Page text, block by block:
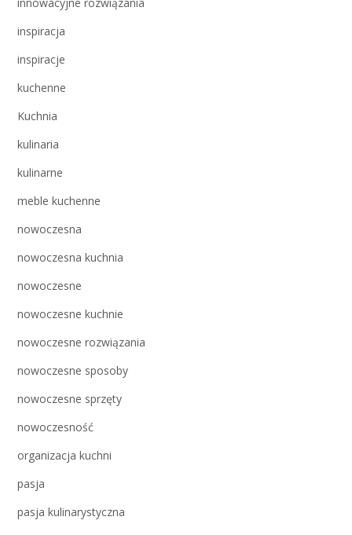
innowacyjne rozwiązania
inspiracja
inspiracje
kuchenne
Kuchnia
kulinaria
kulinarne
meble kuchenne
nowoczesna
nowoczesna kuchnia
nowoczesne
nowoczesne kuchnie
nowoczesne rozwiązania
nowoczesne sposoby
nowoczesne sprzęty
nowoczesność
organizacja kuchni
pasja
pasja kulinarystyczna